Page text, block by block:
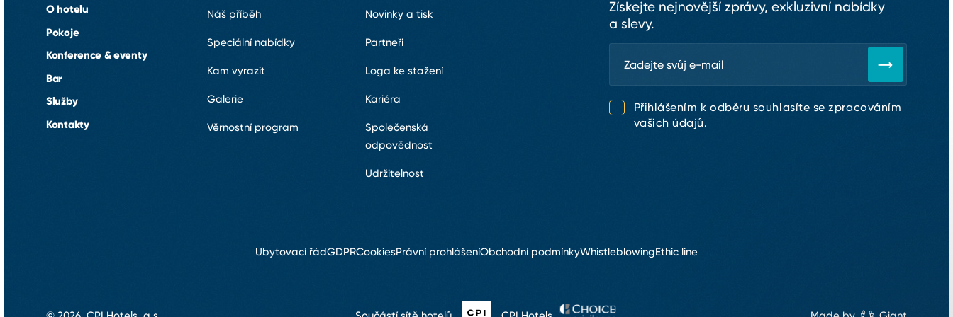
O hotelu
Pokoje
Konference & eventy
Bar
Služby
Kontakty
Náš příběh
Speciální nabídky
Kam vyrazit
Galerie
Věrnostní program
Novinky a tisk
Partneři
Loga ke stažení
Kariéra
Společenská
odpovědnost
Udržitelnost
Získejte nejnovější zprávy, exkluzivní nabídky
a slevy.
Přihlášením k odběru souhlasíte se zpracováním
vašich údajů.
Ubytovací řádGDPRCookiesPrávní prohlášeníObchodní podmínkyWhistleblowingEthic line